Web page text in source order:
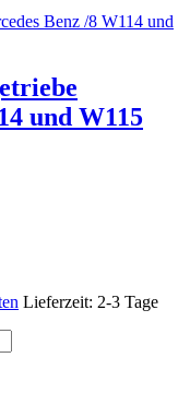
und W115
Lieferzeit: 2-3 Tage